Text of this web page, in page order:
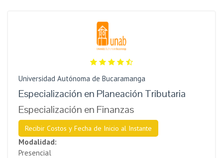
Universidad Autónoma de Bucaramanga
Especialización en Planeación Tributaria
Especialización en Finanzas
Recibir Costos y Fecha de Inicio al Instante
Modalidad:
Presencial